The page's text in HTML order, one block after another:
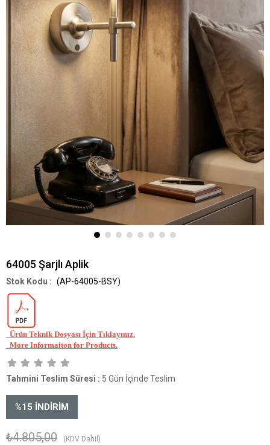
64005 Şarjlı Aplik
(AP-64005-BSY)
Ürün Teknik Dosyası İçin Tıklayınız.
More Informaiton for Products.
Tahmini Teslim Süresi : 5 Gün İçinde Teslim
%15 İNDIRIM
₺4.805,00 (KDV Dahil)